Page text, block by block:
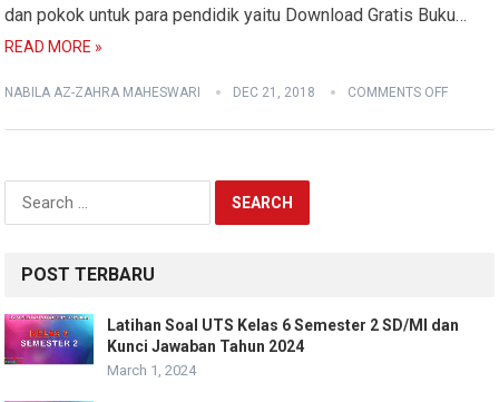
dan pokok untuk para pendidik yaitu Download Gratis Buku…
READ MORE »
NABILA AZ-ZAHRA MAHESWARI DEC 21, 2018 COMMENTS OFF
Search
for:
POST TERBARU
Latihan Soal UTS Kelas 6 Semester 2 SD/MI dan
Kunci Jawaban Tahun 2024
March 1, 2024